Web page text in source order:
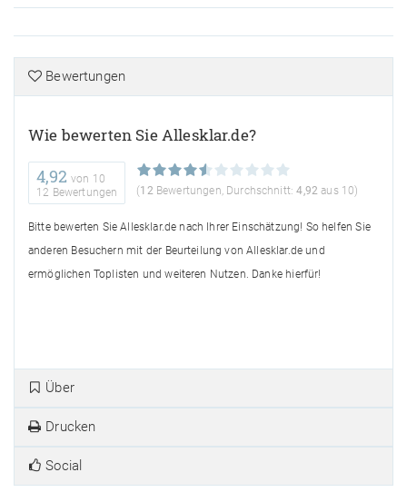
Bewertungen
Wie bewerten Sie Allesklar.de?
4,92 von 10
12 Bewertungen
(12 Bewertungen, Durchschnitt:4,92 aus 10)
Bitte bewerten Sie Allesklar.de nach Ihrer Einschätzung! So helfen Sie
anderen Besuchern mit der Beurteilung von Allesklar.de und
ermöglichen Toplisten und weiteren Nutzen. Danke hierfür!
Über
Drucken
Social